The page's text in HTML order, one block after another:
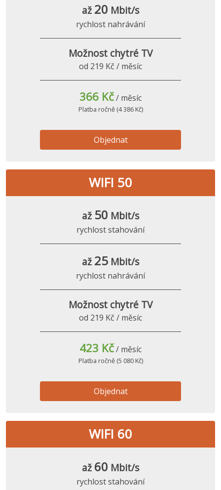
až 20 Mbit/s
rychlost nahrávání
Možnost chytré TV
od 219 Kč / měsíc
366 Kč/ měsíc
Platba ročně (4 386 Kč)
Objednat
WIFI 50
až 50 Mbit/s
rychlost stahování
až 25 Mbit/s
rychlost nahrávání
Možnost chytré TV
od 219 Kč / měsíc
423 Kč/ měsíc
Platba ročně (5 080 Kč)
Objednat
WIFI 60
až 60 Mbit/s
rychlost stahování